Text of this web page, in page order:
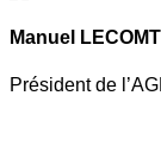
Manuel
Président de